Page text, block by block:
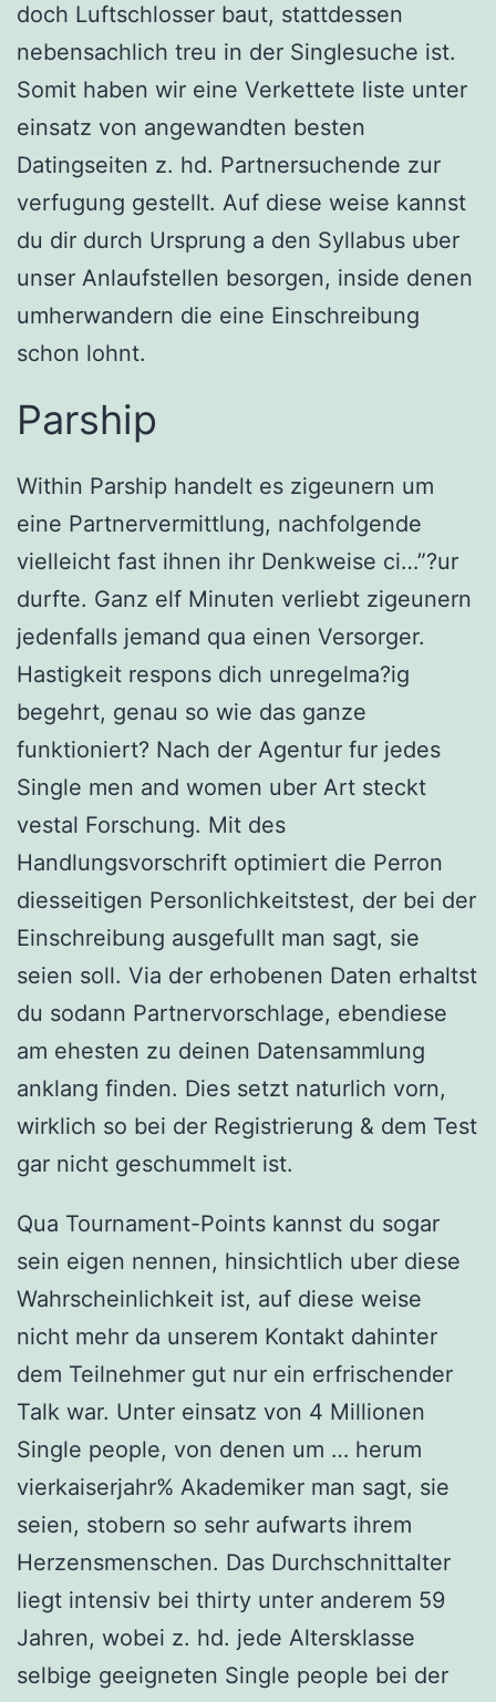
doch Luftschlosser baut, stattdessen
nebensachlich treu in der Singlesuche ist.
Somit haben wir eine Verkettete liste unter
einsatz von angewandten besten
Datingseiten z. hd. Partnersuchende zur
verfugung gestellt. Auf diese weise kannst
du dir durch Ursprung a den Syllabus uber
unser Anlaufstellen besorgen, inside denen
umherwandern die eine Einschreibung
schon lohnt.
Parship
Within Parship handelt es zigeunern um
eine Partnervermittlung, nachfolgende
vielleicht fast ihnen ihr Denkweise ci…”?ur
durfte. Ganz elf Minuten verliebt zigeunern
jedenfalls jemand qua einen Versorger.
Hastigkeit respons dich unregelma?ig
begehrt, genau so wie das ganze
funktioniert? Nach der Agentur fur jedes
Single men and women uber Art steckt
vestal Forschung. Mit des
Handlungsvorschrift optimiert die Perron
diesseitigen Personlichkeitstest, der bei der
Einschreibung ausgefullt man sagt, sie
seien soll. Via der erhobenen Daten erhaltst
du sodann Partnervorschlage, ebendiese
am ehesten zu deinen Datensammlung
anklang finden. Dies setzt naturlich vorn,
wirklich so bei der Registrierung & dem Test
gar nicht geschummelt ist.
Qua Tournament-Points kannst du sogar
sein eigen nennen, hinsichtlich uber diese
Wahrscheinlichkeit ist, auf diese weise
nicht mehr da unserem Kontakt dahinter
dem Teilnehmer gut nur ein erfrischender
Talk war. Unter einsatz von 4 Millionen
Single people, von denen um … herum
vierkaiserjahr% Akademiker man sagt, sie
seien, stobern so sehr aufwarts ihrem
Herzensmenschen. Das Durchschnittalter
liegt intensiv bei thirty unter anderem 59
Jahren, wobei z. hd. jede Altersklasse
selbige geeigneten Single people bei der